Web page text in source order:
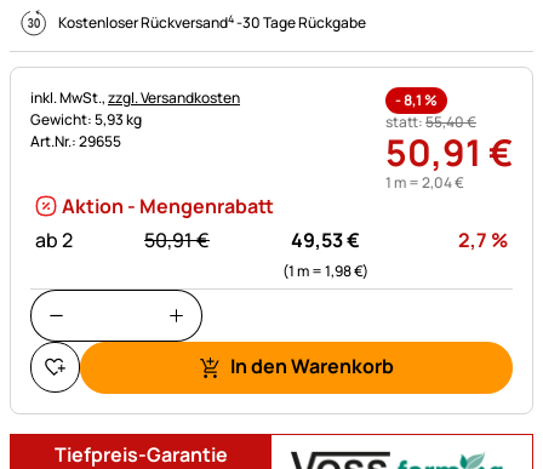
Kostenloser Rückversand4-30 Tage Rückgabe
Steuerhinweis:
inkl. MwSt.,zzgl. Versandkosten
Gewicht: 5,93 kg
Art.Nr.: 29655
-8,1%
statt:55,40€
50,91 €
1 m =2,04€
Aktion - Mengenrabatt
ab 2
statt:
50,91€ 49,53€
(1 m =1,98€)
2,7 %
In den Warenkorb
Tiefpreis-Garantie